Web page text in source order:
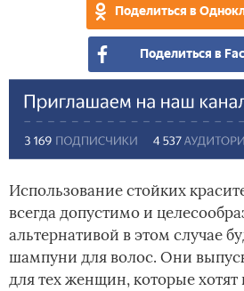
Поделиться в
Поделиться в
Использование стойких
всегда допустимо и
альтернативой в этом случае
шампуни для волос. Они
для тех женщин, которые хотят